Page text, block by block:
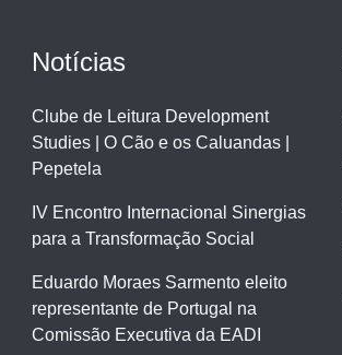
Notícias
Clube de Leitura Development
Studies | O Cão e os Caluandas |
Pepetela
IV Encontro Internacional Sinergias
para a Transformação Social
Eduardo Moraes Sarmento eleito
representante de Portugal na
Comissão Executiva da EADI